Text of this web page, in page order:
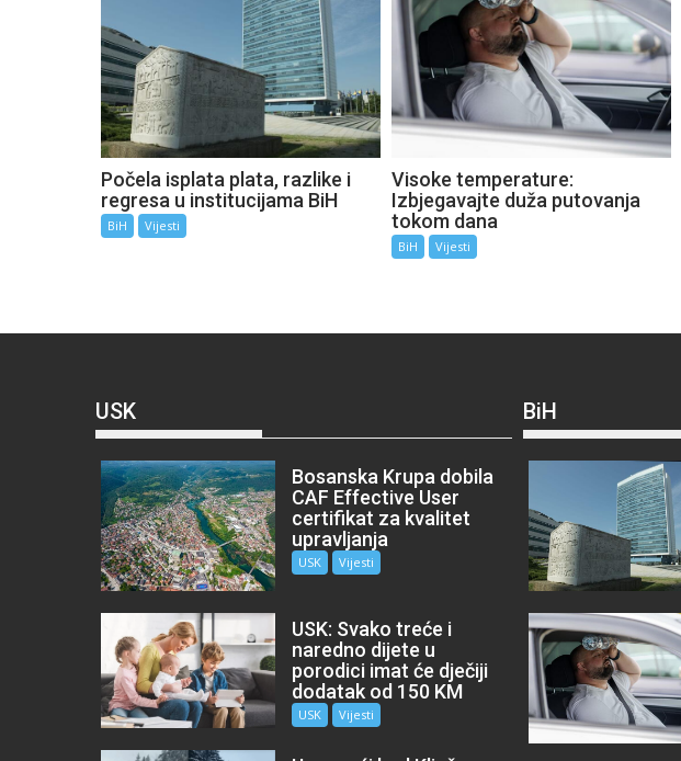
Počela isplata plata, razlike i
regresa u institucijama BiH
BiH Vijesti
Visoke temperature:
Izbjegavajte duža putovanja
tokom dana
BiH Vijesti
USK
Bosanska Krupa dobila
CAF Effective User
certifikat za kvalitet
upravljanja
USK Vijesti
USK: Svako treće i
naredno dijete u
porodici imat će dječiji
dodatak od 150 KM
USK Vijesti
BiH